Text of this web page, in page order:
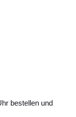
bestellen und